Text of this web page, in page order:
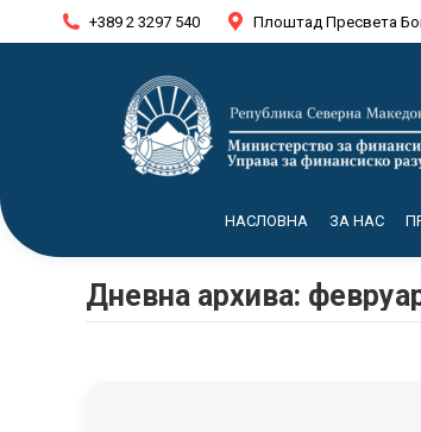
+389 2 3297 540 Плоштад Пресвета
НАСЛОВНА ЗА НАС
Дневна архива: